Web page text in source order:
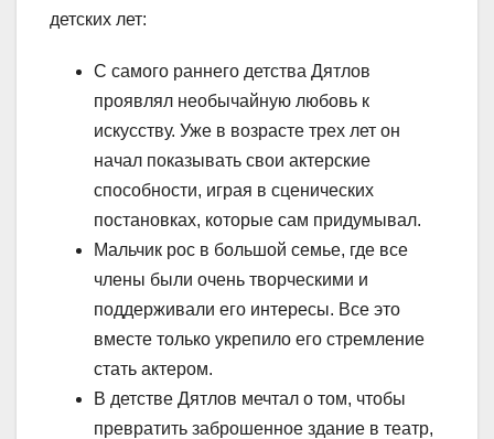
детских лет:
С самого раннего детства Дятлов
проявлял необычайную любовь к
искусству. Уже в возрасте трех лет он
начал показывать свои актерские
способности, играя в сценических
постановках, которые сам придумывал.
Мальчик рос в большой семье, где все
члены были очень творческими и
поддерживали его интересы. Все это
вместе только укрепило его стремление
стать актером.
В детстве Дятлов мечтал о том, чтобы
превратить заброшенное здание в театр,